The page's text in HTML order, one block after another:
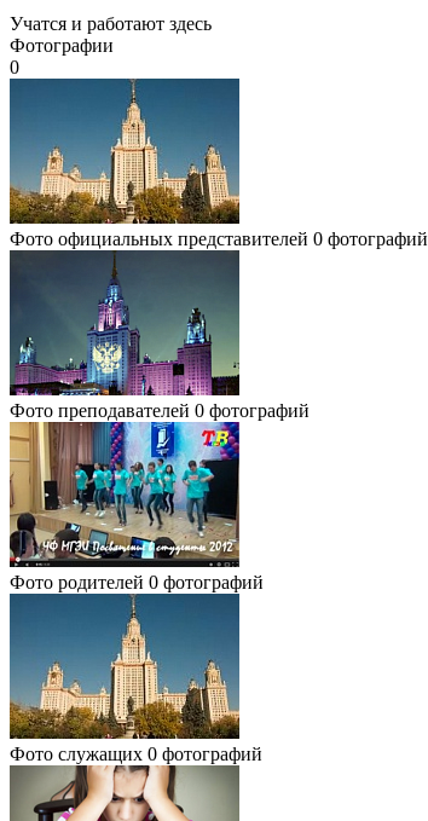
Учатся и работают здесь
Фотографии
0
Фото официальных представителей 0 фотографий
Фото преподавателей 0 фотографий
Фото родителей 0 фотографий
Фото служащих 0 фотографий